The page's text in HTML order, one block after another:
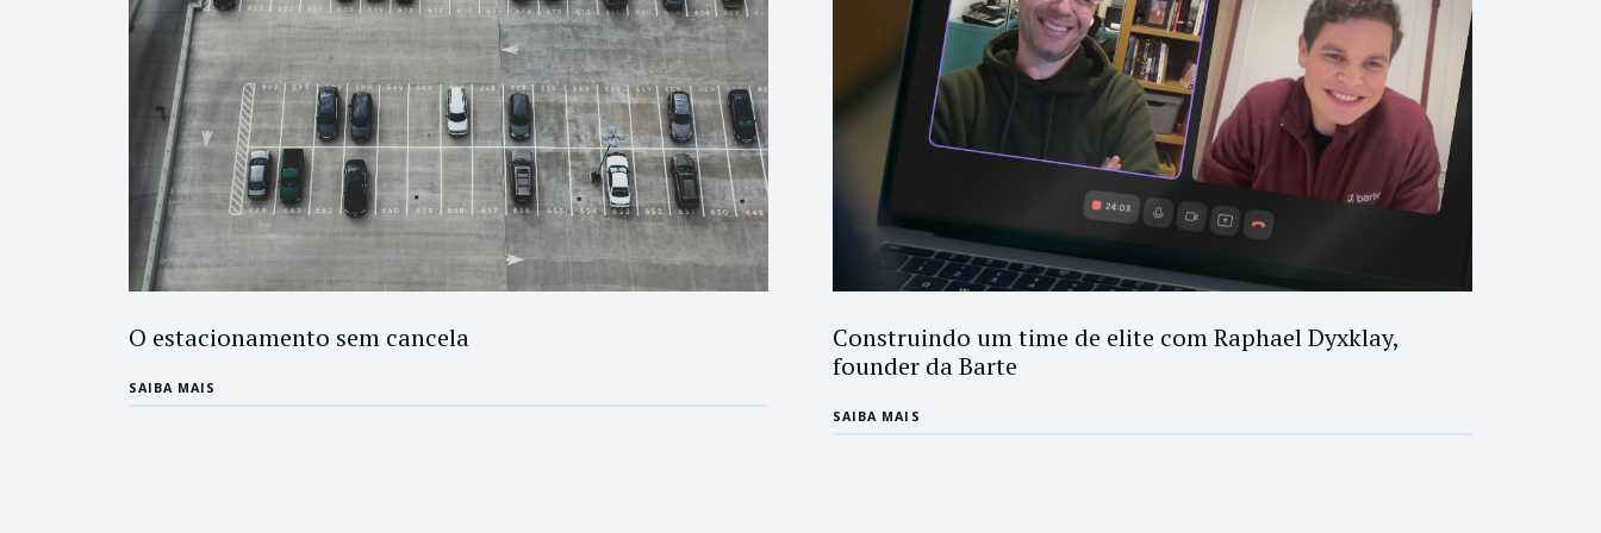
O estacionamento sem cancela
SAIBA MAIS
Construindo um time de elite com Raphael Dyxklay,
founder da Barte
SAIBA MAIS